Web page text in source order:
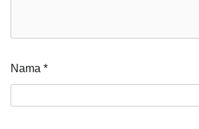
Nama *